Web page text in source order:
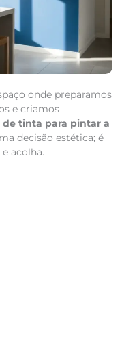
onde preparamos
e criamos
de tinta para pintar a
decisão estética; é
acolha.